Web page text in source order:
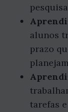
alunos
prazo
tarefas